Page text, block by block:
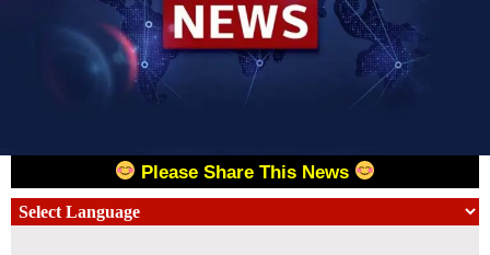
Please Share This News